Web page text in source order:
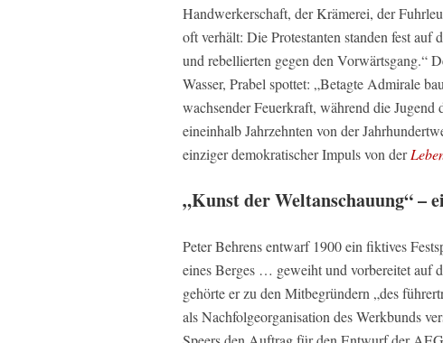
Handwerkerschaft, der Krämerei, der
oft verhält: Die Protestanten standen fest auf
und rebellierten gegen den Vorwärtsgang.“
Wasser, Prabel spottet: „Betagte Admirale
wachsender Feuerkraft, während die Jugend
eineinhalb Jahrzehnten von der
einziger demokratischer Impuls von der
„Kunst der Weltanschauung“ –
Peter Behrens entwarf 1900 ein fiktives
eines Berges … geweiht und vorbereitet auf
gehörte er zu den Mitbegründern „des
als Nachfolgeorganisation des Werkbunds